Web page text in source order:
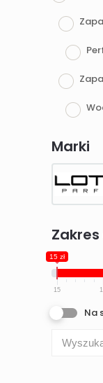
Marki
15 zł
15
Na